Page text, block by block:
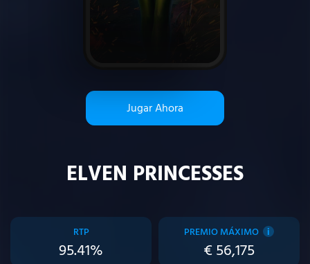
ELVEN PRINCESSES
RTP
95.41%
PREMIO MÁXIMO i
€ 56,175
Jugar Ahora